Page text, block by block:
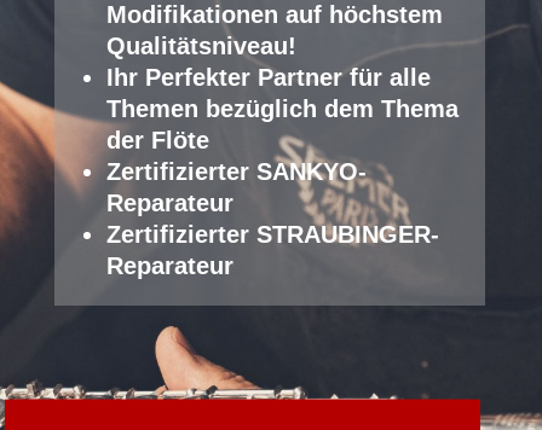
Modifikationen auf höchstem
Qualitätsniveau!
Ihr Perfekter Partner für alle
Themen bezüglich dem Thema
der Flöte
Zertifizierter SANKYO-
Reparateur
Zertifizierter STRAUBINGER-
Reparateur